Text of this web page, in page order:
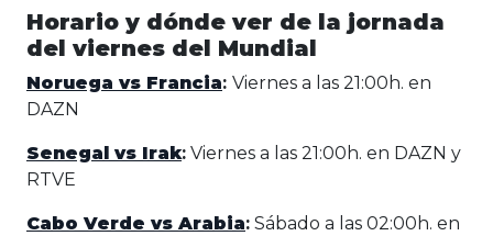
Horario y dónde ver de la jornada
del viernes del Mundial
Noruega vs Francia: Viernes a las 21:00h. en
DAZN
Senegal vs Irak: Viernes a las 21:00h. en DAZN y
RTVE
Cabo Verde vs Arabia: Sábado a las 02:00h. en